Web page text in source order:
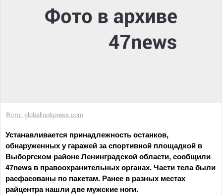
Фото: globallookpress.com
Устанавливается принадлежность останков,
обнаруженных у гаражей за спортивной площадкой в
Выборгском районе Ленинградской области, сообщили
47news в правоохранительных органах. Части тела были
расфасованы по пакетам. Ранее в разных местах
райцентра нашли две мужские ноги.